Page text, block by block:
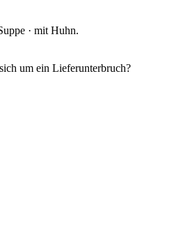
· mit Huhn.
um ein Lieferunterbruch?